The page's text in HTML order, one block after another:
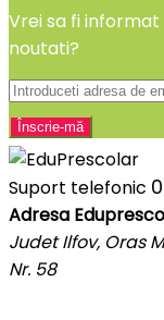
Vrei sa fi
noutati?
Suport telefonic
Adresa
Judet Ilfov, Oras
Nr. 58